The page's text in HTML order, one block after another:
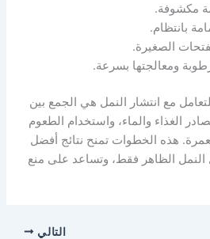
مكشوفة.
بانتظام.
الصغيرة.
ومعالجتها بسرعة.
مع انتشار النمل هي الجمع بين
الغذاء والماء، واستخدام الطعوم
هذه الخطوات تمنح نتائج أفضل
النمل الظاهر فقط، وتساعد على منع
التالي